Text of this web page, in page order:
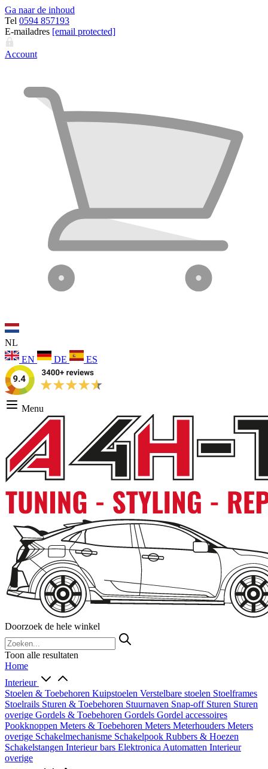
Ga naar de inhoud
Tel 0594 857193
E-mailadres [email protected]
Account
NL
EN
DE ES
Menu
Doorzoek de hele winkel
Toon alle resultaten
Home
Interieur
Stoelen & Toebehoren Kuipstoelen Verstelbare stoelen Stoelframes
Stoelrails Sturen & Toebehoren Stuurnaven Snap-off Sturen Sturen
overige Gordels & Toebehoren Gordels Gordel accessoires
Pookknoppen Meters & Toebehoren Meters Meterhouders Meters
overige Schakelmechanisme Schakelpook Rubbers & Hoezen
Schakelstangen Interieur bars Elektronica Automatten Interieur
overige